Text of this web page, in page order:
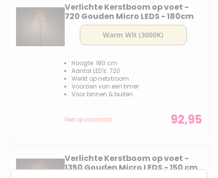
Verlichte Kerstboom op voet -
720 Gouden Micro LEDS - 180cm
Hoogte: 180 cm
Aantal LED's: 720
Werkt op netstroom
Voorzien van een timer
Voor binnen & buiten
Niet op voorraad 92,95
Verlichte Kerstboom op voet -
1350 Gouden Micro LEDS - 150 cm